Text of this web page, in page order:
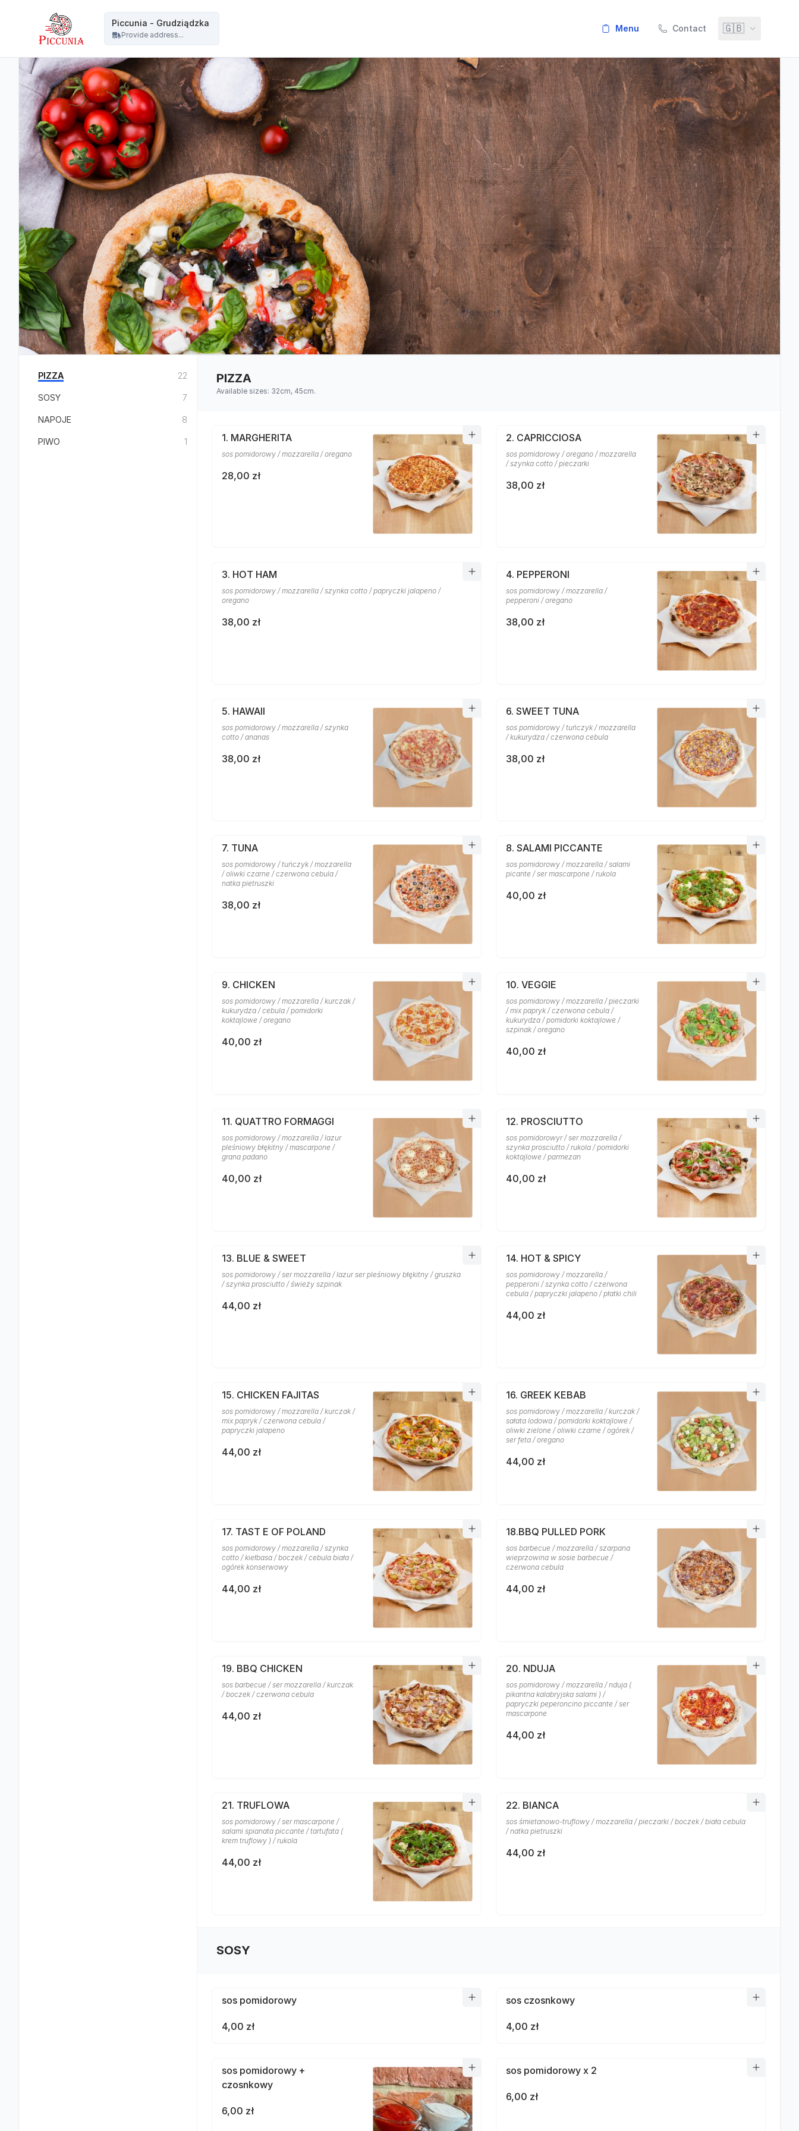
Piccunia - Grudziądzka
Provide address...
menu Contact 🇬🇧
PIZZA 22
SOSY 7
NAPOJE 8
PIWO 1
PIZZA
Available sizes: 32cm, 45cm.
1. MARGHERITA
sos pomidorowy / mozzarella / oregano
28,00 zł
2. CAPRICCIOSA
sos pomidorowy / oregano / mozzarella
/ szynka cotto / pieczarki
38,00 zł
3. HOT HAM
sos pomidorowy / mozzarella / szynka cotto / papryczki jalapeno /
oregano
38,00 zł
4. PEPPERONI
sos pomidorowy / mozzarella /
pepperoni / oregano
38,00 zł
5. HAWAII
sos pomidorowy / mozzarella / szynka
cotto / ananas
38,00 zł
6. SWEET TUNA
sos pomidorowy / tuńczyk / mozzarella
/ kukurydza / czerwona cebula
38,00 zł
7. TUNA
sos pomidorowy / tuńczyk / mozzarella
/ oliwki czarne / czerwona cebula /
natka pietruszki
38,00 zł
8. SALAMI PICCANTE
sos pomidorowy / mozzarella / salami
picante / ser mascarpone / rukola
40,00 zł
9. CHICKEN
sos pomidorowy / mozzarella / kurczak /
kukurydza / cebula / pomidorki
koktajlowe / oregano
40,00 zł
10. VEGGIE
sos pomidorowy / mozzarella / pieczarki
/ mix papryk / czerwona cebula /
kukurydza / pomidorki koktajlowe /
szpinak / oregano
40,00 zł
11. QUATTRO FORMAGGI
sos pomidorowy / mozzarella / lazur
pleśniowy błękitny / mascarpone /
grana padano
40,00 zł
12. PROSCIUTTO
sos pomidorowyr / ser mozzarella /
szynka prosciutto / rukola / pomidorki
koktajlowe / parmezan
40,00 zł
13. BLUE & SWEET
sos pomidorowy / ser mozzarella / lazur ser pleśniowy błękitny / gruszka
/ szynka prosciutto / świeży szpinak
44,00 zł
14. HOT & SPICY
sos pomidorowy / mozzarella /
pepperoni / szynka cotto / czerwona
cebula / papryczki jalapeno / płatki chili
44,00 zł
15. CHICKEN FAJITAS
sos pomidorowy / mozzarella / kurczak /
mix papryk / czerwona cebula /
papryczki jalapeno
44,00 zł
16. GREEK KEBAB
sos pomidorowy / mozzarella / kurczak /
sałata lodowa / pomidorki koktajlowe /
oliwki zielone / oliwki czarne / ogórek /
ser feta / oregano
44,00 zł
17. TAST E OF POLAND
sos pomidorowy / mozzarella / szynka
cotto / kiełbasa / boczek / cebula biała /
ogórek konserwowy
44,00 zł
18.BBQ PULLED PORK
sos barbecue / mozzarella / szarpana
wieprzowina w sosie barbecue /
czerwona cebula
44,00 zł
19. BBQ CHICKEN
sos barbecue / ser mozzarella / kurczak
/ boczek / czerwona cebula
44,00 zł
20. NDUJA
sos pomidorowy / mozzarella / nduja (
pikantna kalabryjska salami ) /
papryczki peperoncino piccante / ser
mascarpone
44,00 zł
21. TRUFLOWA
sos pomidorowy / ser mascarpone /
salami spianata piccante / tartufata (
krem truflowy ) / rukola
44,00 zł
22. BIANCA
sos śmietanowo-truflowy / mozzarella / pieczarki / boczek / biała cebula
/ natka pietruszki
44,00 zł
SOSY
sos pomidorowy
4,00 zł
sos czosnkowy
4,00 zł
sos pomidorowy +
czosnkowy
6,00 zł
sos pomidorowy x 2
6,00 zł